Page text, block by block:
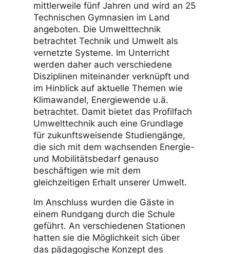
mittlerweile fünf Jahren und wird an 25
Technischen Gymnasien im Land
angeboten. Die Umwelttechnik
betrachtet Technik und Umwelt als
vernetzte Systeme. lm Unterricht
werden daher auch verschiedene
Disziplinen miteinander verknüpft und
im Hinblick auf aktuelle Themen wie
Klimawandel, Energiewende u.ä.
betrachtet. Damit bietet das Profilfach
Umwelttechnik auch eine Grundlage
für zukunftsweisende Studiengänge,
die sich mit dem wachsenden Energie-
und Mobilitätsbedarf genauso
beschäftigen wie mit dem
gleichzeitigen Erhalt unserer Umwelt.
lm Anschluss wurden die Gäste in
einem Rundgang durch die Schule
geführt. An verschiedenen Stationen
hatten sie die Möglichkeit sich über
das pädagogische Konzept des